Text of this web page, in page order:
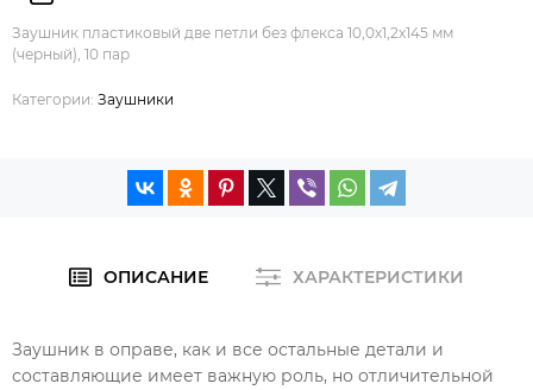
Заушник пластиковый две петли без флекса 10,0х1,2х145 мм
(черный), 10 пар
Категории: Заушники
ОПИСАНИЕ ХАРАКТЕРИСТИКИ
Заушник в оправе, как и все остальные детали и
составляющие имеет важную роль, но отличительной